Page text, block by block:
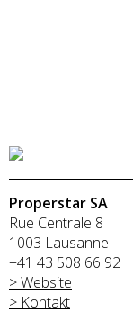
Properstar SA
Rue Centrale 8
1003 Lausanne
+41 43 508 66 92
> Website
> Kontakt